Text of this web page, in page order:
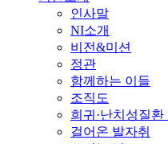
인사말
NI소개
비전&미션
정관
함께하는 이들
조직도
희귀·난치성질
걸어온 발자취